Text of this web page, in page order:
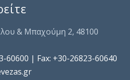
& Μπαχούμη 2, 48100
60600 | Fax: +30-26823-60640